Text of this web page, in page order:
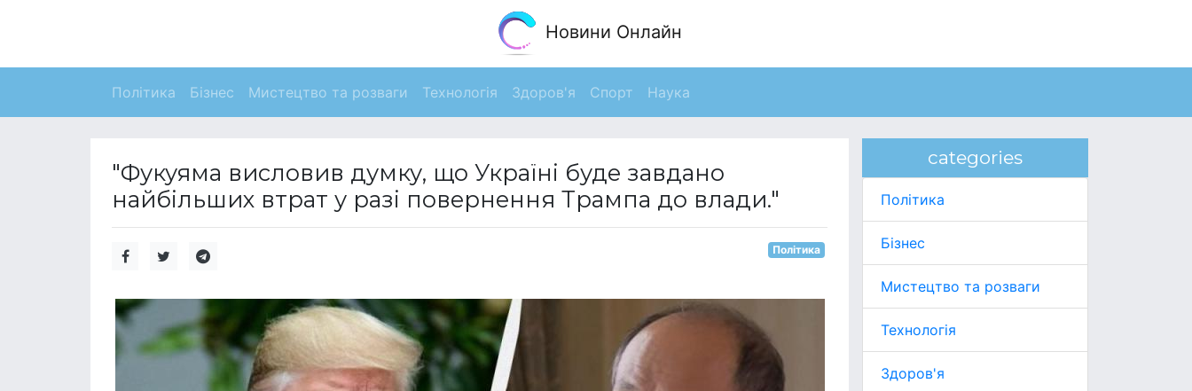
Новини Онлайн
Політика Бізнес Мистецтво та розваги Технологія Здоров'я Спорт Наука
"Фукуяма висловив думку, що Україні буде завдано
найбільших втрат у разі повернення Трампа до влади."
Політика
categories
Політика
Бізнес
Мистецтво та розваги
Технологія
Здоров'я